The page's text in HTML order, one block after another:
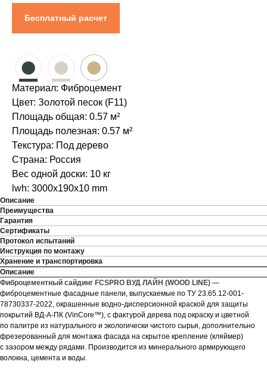
Бесплатный расчет
● ● ●
Материал: Фиброцемент
Цвет: Золотой песок (F11)
Площадь общая: 0.57 м²
Площадь полезная: 0.57 м²
Текстура: Под дерево
Страна: Россия
Вес одной доски: 10 кг
lwh: 3000x190x10 mm
Описание
Преимущества
Гарантия
Сертификаты
Протокол испытаний
Инструкция по монтажу
Хранение и транспортировка
Описание
Фиброцементный сайдинг FCSPRO ВУД ЛАЙН (WOOD LINE) —
фиброцементные фасадные панели, выпускаемые по ТУ 23.65.12-001-
78730337-2022, окрашенные водно-дисперсионной краской для защиты
покрытий ВД-А-ПК (VinCore™), с фактурой дерева под окраску и цветной
по палитре из натурального и экологически чистого сырья, дополнительно
фрезерованный для монтажа фасада на скрытое крепление (кляймер)
с зазором между рядами. Производится из минерального армирующего
волокна, цемента и воды.